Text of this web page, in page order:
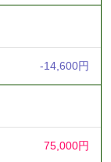
-14,600円
75,000円